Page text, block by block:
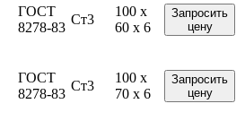
ГОСТ
8278-83
Ст3
100 x
60 x 6
Запросить
цену
ГОСТ
8278-83
Ст3
100 x
70 x 6
Запросить
цену